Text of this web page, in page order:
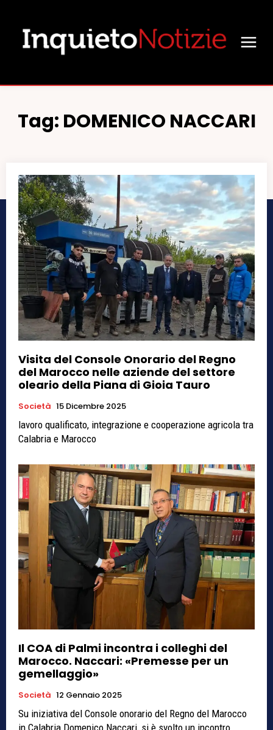
Tag: DOMENICO NACCARI
Visita del Console Onorario del Regno
del Marocco nelle aziende del settore
oleario della Piana di Gioia Tauro
Società 15 Dicembre 2025
lavoro qualificato, integrazione e cooperazione agricola tra
Calabria e Marocco
Il COA di Palmi incontra i colleghi del
Marocco. Naccari: «Premesse per un
gemellaggio»
Società 12 Gennaio 2025
Su iniziativa del Console onorario del Regno del Marocco